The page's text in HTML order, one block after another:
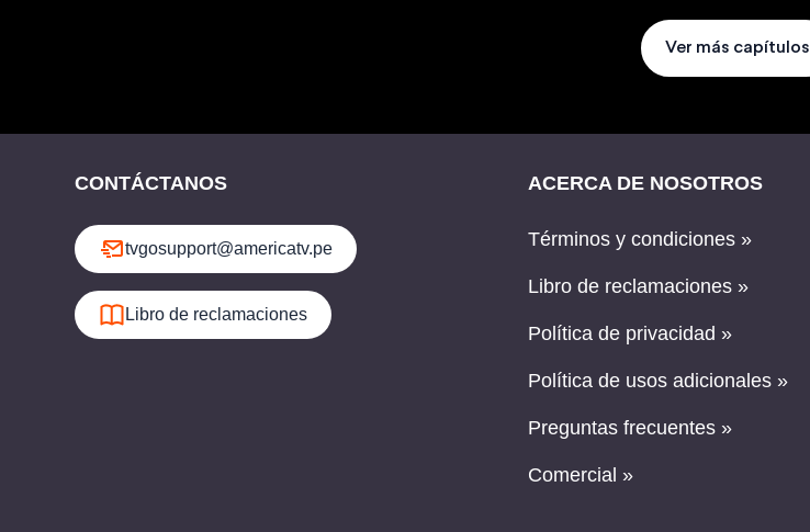
Ver más capítulos
CONTÁCTANOS
tvgosupport@americatv.pe
Libro de reclamaciones
ACERCA DE NOSOTROS
Términos y condiciones »
Libro de reclamaciones »
Política de privacidad »
Política de usos adicionales »
Preguntas frecuentes »
Comercial »